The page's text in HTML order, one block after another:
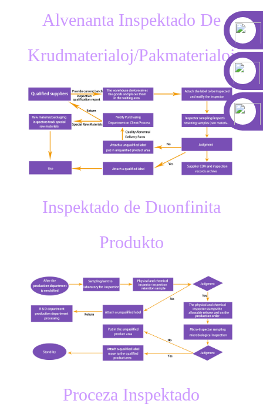
Alvenanta Inspektado De
Krudmaterialoj/Pakmaterialoj
Inspektado de Duonfinita
Produkto
Proceza Inspektado